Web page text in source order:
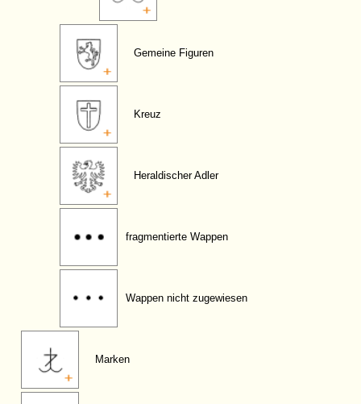
Gemeine Figuren
Kreuz
Heraldischer Adler
fragmentierte Wappen
Wappen nicht zugewiesen
Marken